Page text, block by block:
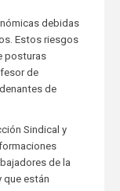
debidas
Estos riesgos
posturas
de
de
Sindical y
de la
que están